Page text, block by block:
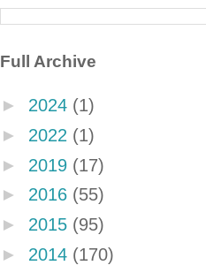
Full Archive
► 2024 (1)
► 2022 (1)
► 2019 (17)
► 2016 (55)
► 2015 (95)
► 2014 (170)